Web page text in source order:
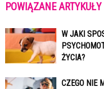
POWIĄZANE ARTYKUŁY
W JAKI
ŻYCIA?
CZEGO NIE